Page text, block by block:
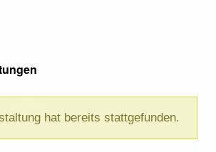
hat bereits stattgefunden.